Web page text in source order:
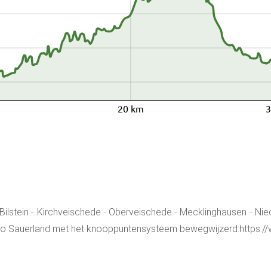
20 km
- Kirchveischede - Oberveischede - Mecklinghausen -
Sauerland met het knooppuntensysteem